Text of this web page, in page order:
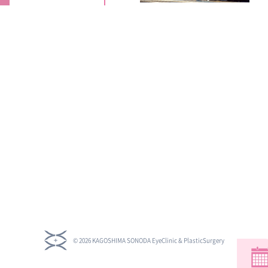
© 2026 KAGOSHIMA SONODA EyeClinic & PlasticSurgery